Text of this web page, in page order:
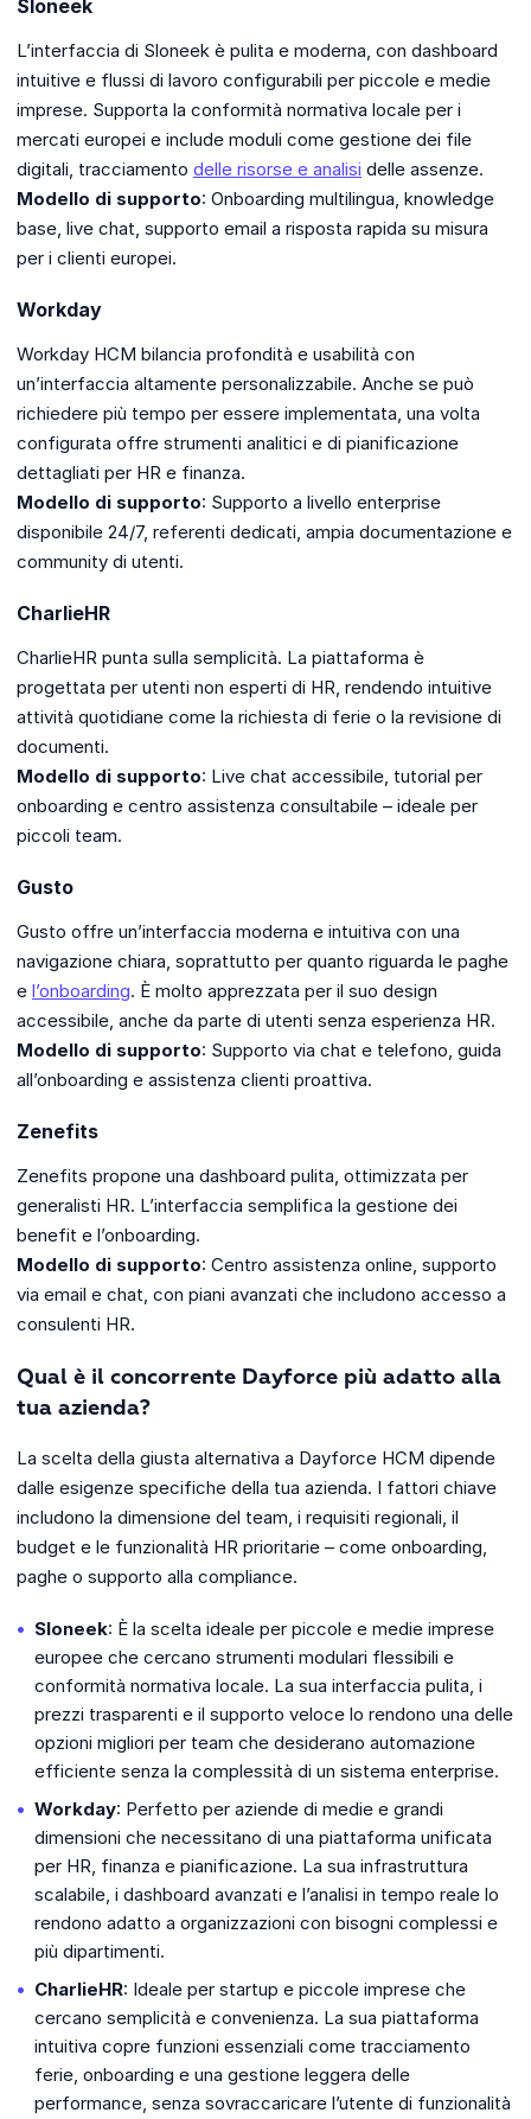
Sloneek
L’interfaccia di Sloneek è pulita e moderna, con dashboard
intuitive e flussi di lavoro configurabili per piccole e medie
imprese. Supporta la conformità normativa locale per i
mercati europei e include moduli come gestione dei file
digitali, tracciamento delle risorse e analisi delle assenze.
Modello di supporto: Onboarding multilingua, knowledge
base, live chat, supporto email a risposta rapida su misura
per i clienti europei.
Workday
Workday HCM bilancia profondità e usabilità con
un’interfaccia altamente personalizzabile. Anche se può
richiedere più tempo per essere implementata, una volta
configurata offre strumenti analitici e di pianificazione
dettagliati per HR e finanza.
Modello di supporto: Supporto a livello enterprise
disponibile 24/7, referenti dedicati, ampia documentazione e
community di utenti.
CharlieHR
CharlieHR punta sulla semplicità. La piattaforma è
progettata per utenti non esperti di HR, rendendo intuitive
attività quotidiane come la richiesta di ferie o la revisione di
documenti.
Modello di supporto: Live chat accessibile, tutorial per
onboarding e centro assistenza consultabile – ideale per
piccoli team.
Gusto
Gusto offre un’interfaccia moderna e intuitiva con una
navigazione chiara, soprattutto per quanto riguarda le paghe
e l’onboarding. È molto apprezzata per il suo design
accessibile, anche da parte di utenti senza esperienza HR.
Modello di supporto: Supporto via chat e telefono, guida
all’onboarding e assistenza clienti proattiva.
Zenefits
Zenefits propone una dashboard pulita, ottimizzata per
generalisti HR. L’interfaccia semplifica la gestione dei
benefit e l’onboarding.
Modello di supporto: Centro assistenza online, supporto
via email e chat, con piani avanzati che includono accesso a
consulenti HR.
Qual è il concorrente Dayforce più adatto alla
tua azienda?
La scelta della giusta alternativa a Dayforce HCM dipende
dalle esigenze specifiche della tua azienda. I fattori chiave
includono la dimensione del team, i requisiti regionali, il
budget e le funzionalità HR prioritarie – come onboarding,
paghe o supporto alla compliance.
Sloneek: È la scelta ideale per piccole e medie imprese
europee che cercano strumenti modulari flessibili e
conformità normativa locale. La sua interfaccia pulita, i
prezzi trasparenti e il supporto veloce lo rendono una delle
opzioni migliori per team che desiderano automazione
efficiente senza la complessità di un sistema enterprise.
Workday: Perfetto per aziende di medie e grandi
dimensioni che necessitano di una piattaforma unificata
per HR, finanza e pianificazione. La sua infrastruttura
scalabile, i dashboard avanzati e l’analisi in tempo reale lo
rendono adatto a organizzazioni con bisogni complessi e
più dipartimenti.
CharlieHR: Ideale per startup e piccole imprese che
cercano semplicità e convenienza. La sua piattaforma
intuitiva copre funzioni essenziali come tracciamento
ferie, onboarding e una gestione leggera delle
performance, senza sovraccaricare l’utente di funzionalità